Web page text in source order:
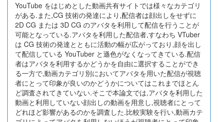
YouTube をはじめとした動画共有サイトでは様々なカテゴリ
がある.また,CG 技術の発達により,配信者は顔出しをせずに
2D CG または 3D CG のアバタを利用して配信を行うことが
可能となっている.アバタを利用した配信者,すなわち VTuber
は CG 技術の発達とともに活動の幅が広がっており,顔を出し
て配信している YouTuber と遜色がなくなってきている.配信
者はアバタを利用するかどうかを自由に選択することができ
る一方で,動画カテゴリ別においてアバタを用いた配信が視聴
者にとって印象が良いのかどうかについてはこれまでほとん
ど調査されてきていない.そこで本論文では,アバタを利用した
動画と利用していない顔出しの動画を用意し,視聴者にとって
どれほど影響があるのかを調査した.比較実験を行い,動画カテ